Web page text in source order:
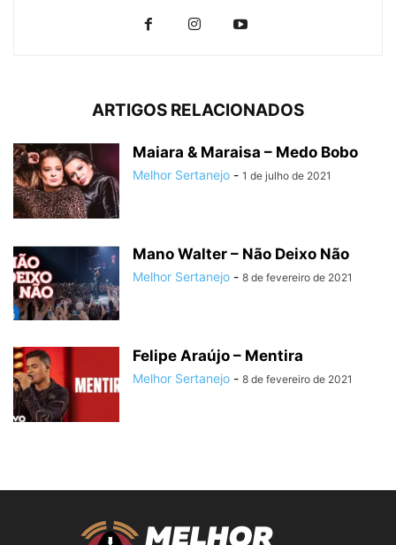
ARTIGOS RELACIONADOS
Maiara & Maraisa – Medo Bobo
Melhor Sertanejo - 1 de julho de 2021
Mano Walter – Não Deixo Não
Melhor Sertanejo - 8 de fevereiro de 2021
Felipe Araújo – Mentira
Melhor Sertanejo - 8 de fevereiro de 2021